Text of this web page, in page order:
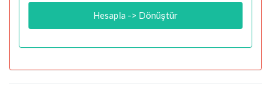
Hesapla -> Dönüştür